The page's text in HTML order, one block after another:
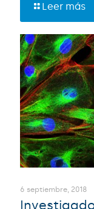
Leer más
6 septiembre, 2018